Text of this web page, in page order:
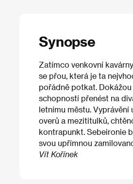
Synopse
Zatímco venkovní
se přou, která je ta
pořádně potkat.
schopností přenést na
letnímu městu.
overů a mezititulků,
kontrapunkt. Sebeironie
svou upřímnou
Vít Kořínek